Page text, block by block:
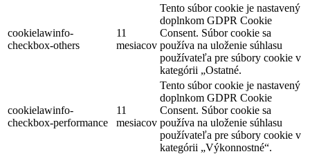
cookielawinfo-
checkbox-others
11
mesiacov
Tento súbor cookie je nastavený
doplnkom GDPR Cookie
Consent. Súbor cookie sa
používa na uloženie súhlasu
používateľa pre súbory cookie v
kategórii „Ostatné.
cookielawinfo-
checkbox-performance
11
mesiacov
Tento súbor cookie je nastavený
doplnkom GDPR Cookie
Consent. Súbor cookie sa
používa na uloženie súhlasu
používateľa pre súbory cookie v
kategórii „Výkonnostné“.